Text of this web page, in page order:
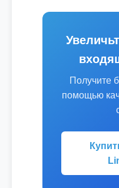
Получите
помощью